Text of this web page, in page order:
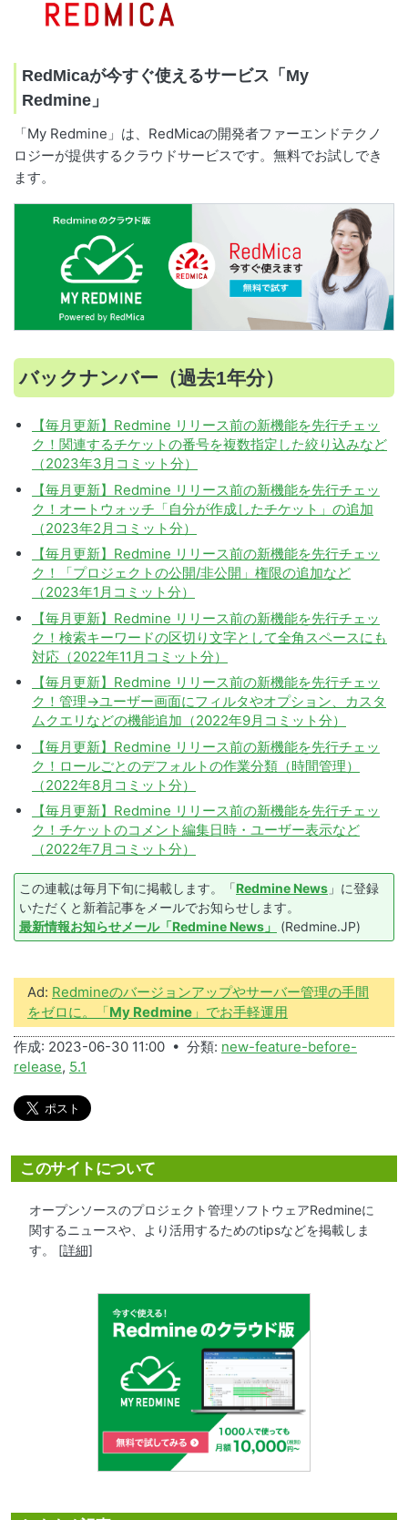
RedMicaが今すぐ使えるサービス「My
Redmine」
「My Redmine」は、RedMicaの開発者ファーエンドテクノ
ロジーが提供するクラウドサービスです。無料でお試しでき
ます。
バックナンバー（過去1年分）
【毎月更新】Redmine リリース前の新機能を先行チェッ
ク！関連するチケットの番号を複数指定した絞り込みなど
（2023年3月コミット分）
【毎月更新】Redmine リリース前の新機能を先行チェッ
ク！オートウォッチ「自分が作成したチケット」の追加
（2023年2月コミット分）
【毎月更新】Redmine リリース前の新機能を先行チェッ
ク！「プロジェクトの公開/非公開」権限の追加など
（2023年1月コミット分）
【毎月更新】Redmine リリース前の新機能を先行チェッ
ク！検索キーワードの区切り文字として全角スペースにも
対応（2022年11月コミット分）
【毎月更新】Redmine リリース前の新機能を先行チェッ
ク！管理→ユーザー画面にフィルタやオプション、カスタ
ムクエリなどの機能追加（2022年9月コミット分）
【毎月更新】Redmine リリース前の新機能を先行チェッ
ク！ロールごとのデフォルトの作業分類（時間管理）
（2022年8月コミット分）
【毎月更新】Redmine リリース前の新機能を先行チェッ
ク！チケットのコメント編集日時・ユーザー表示など
（2022年7月コミット分）
この連載は毎月下旬に掲載します。「Redmine News 」に登録
いただくと新着記事をメールでお知らせします。
最新情報お知らせメール「Redmine News」
(Redmine.JP)
Ad: Redmineのバージョンアップやサーバー管理の手間
をゼロに。「My Redmine 」でお手軽運用
作成: 2023-06-30 11:00 • 分類: new-feature-before-
release, 5.1
このサイトについて
オープンソースのプロジェクト管理ソフトウェアRedmineに
関するニュースや、より活用するためのtipsなどを掲載しま
す。 [詳細]